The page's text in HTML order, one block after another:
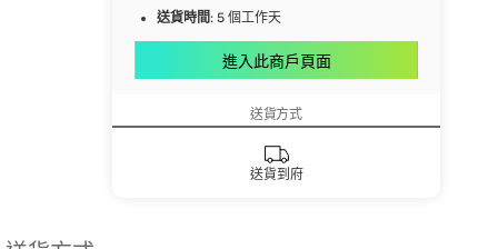
送貨時間: 5 個工作天
進入此商戶頁面
送貨方式
送貨到府